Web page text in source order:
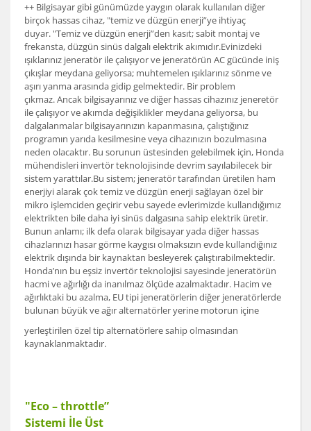
++ Bilgisayar gibi günümüzde yaygın olarak kullanılan diğer
birçok hassas cihaz, "temiz ve düzgün enerji”ye ihtiyaç
duyar. "Temiz ve düzgün enerji”den kasıt; sabit montaj ve
frekansta, düzgün sinüs dalgalı elektrik akımıdır.Evinizdeki
ışıklarınız jeneratör ile çalışıyor ve jeneratörün AC gücünde iniş
çıkışlar meydana geliyorsa; muhtemelen ışıklarınız sönme ve
aşırı yanma arasında gidip gelmektedir. Bir problem
çıkmaz. Ancak bilgisayarınız ve diğer hassas cihazınız jeneretör
ile çalışıyor ve akımda değişiklikler meydana geliyorsa, bu
dalgalanmalar bilgisayarınızın kapanmasına, çalıştığınız
programın yarıda kesilmesine veya cihazınızın bozulmasına
neden olacaktır. Bu sorunun üstesinden gelebilmek için, Honda
mühendisleri invertör teknolojisinde devrim sayılabilecek bir
sistem yarattılar.Bu sistem; jeneratör tarafından üretilen ham
enerjiyi alarak çok temiz ve düzgün enerji sağlayan özel bir
mikro işlemciden geçirir vebu sayede evlerimizde kullandığımız
elektrikten bile daha iyi sinüs dalgasına sahip elektrik üretir.
Bunun anlamı; ilk defa olarak bilgisayar yada diğer hassas
cihazlarınızı hasar görme kaygısı olmaksızın evde kullandığınız
elektrik dışında bir kaynaktan besleyerek çalıştırabilmektedir.
Honda’nın bu eşsiz invertör teknolojisi sayesinde jeneratörün
hacmi ve ağırlığı da inanılmaz ölçüde azalmaktadır. Hacim ve
ağırlıktaki bu azalma, EU tipi jeneratörlerin diğer jeneratörlerde
bulunan büyük ve ağır alternatörler yerine motorun içine
yerleştirilen özel tip alternatörlere sahip olmasından
kaynaklanmaktadır.
"Eco – throttle”
Sistemi İle Üst